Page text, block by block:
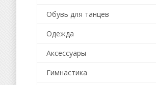
Обувь для танцев
Одежда
Аксессуары
Гимнастика